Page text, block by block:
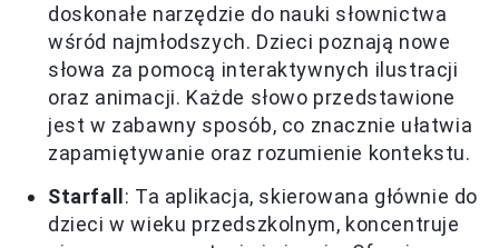
doskonałe narzędzie do nauki słownictwa
wśród najmłodszych. Dzieci poznają nowe
słowa za pomocą interaktywnych ilustracji
oraz animacji. Każde słowo przedstawione
jest w zabawny sposób, co znacznie ułatwia
zapamiętywanie oraz rozumienie kontekstu.
Starfall : Ta aplikacja, skierowana głównie do
dzieci w wieku przedszkolnym, koncentruje